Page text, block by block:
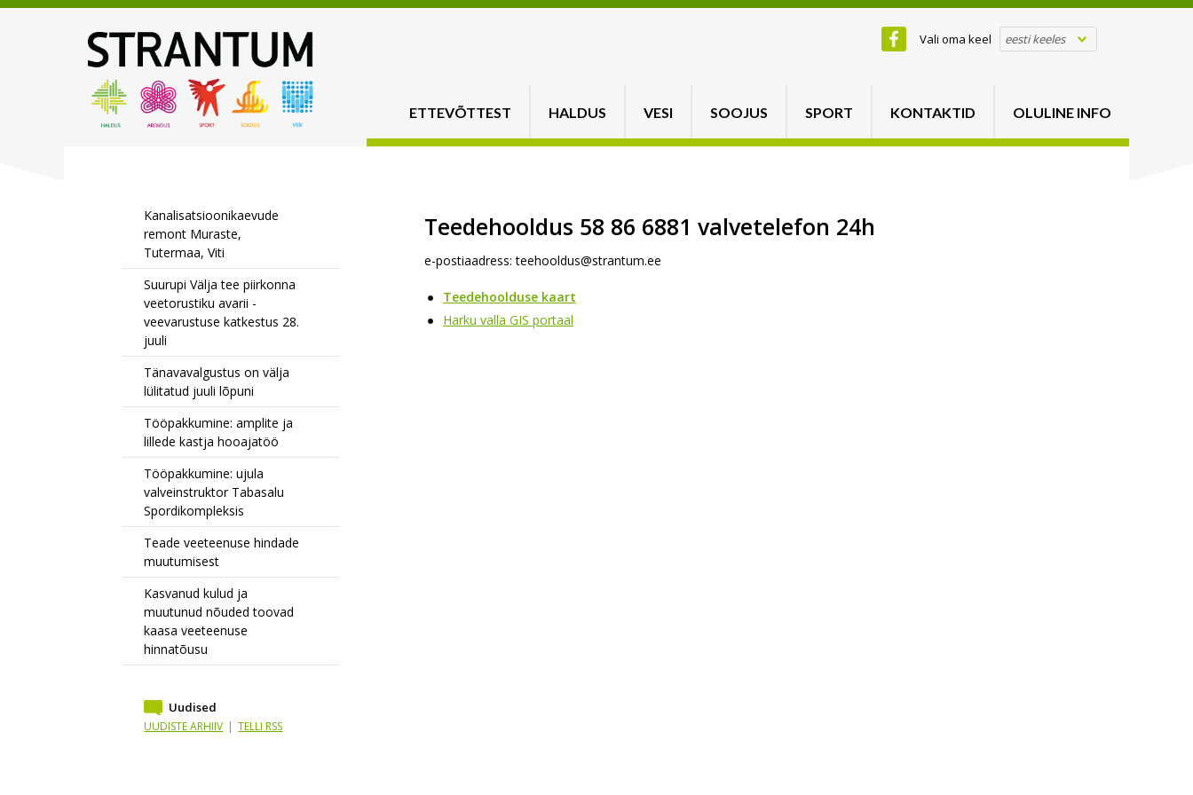
Vali oma keel eesti keeles
ETTEVÕTTEST HALDUS VESI SOOJUS SPORT KONTAKTID OLULINE INFO
Kanalisatsioonikaevude
remont Muraste,
Tutermaa, Viti
Suurupi Välja tee piirkonna
veetorustiku avarii -
veevarustuse katkestus 28.
juuli
Tänavavalgustus on välja
lülitatud juuli lõpuni
Tööpakkumine: amplite ja
lillede kastja hooajatöö
Tööpakkumine: ujula
valveinstruktor Tabasalu
Spordikompleksis
Teade veeteenuse hindade
muutumisest
Kasvanud kulud ja
muutunud nõuded toovad
kaasa veeteenuse
hinnatõusu
Uudised
UUDISTE ARHIIV | TELLI RSS
Teedehooldus 58 86 6881 valvetelefon 24h
e-postiaadress:teehooldus@strantum.ee
Teedehoolduse kaart
Harku valla GIS portaal